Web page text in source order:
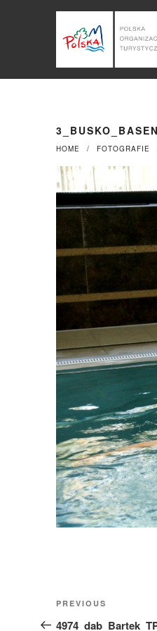
HOME FOTOGRAFIE
Nawigacja
wpisu
Previous
Post
PREVIOUS
Panel zarządzania plikami